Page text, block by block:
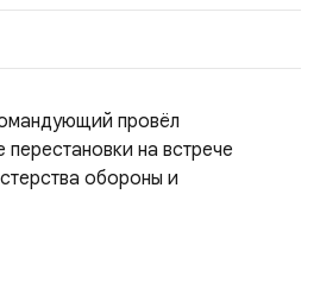
закрепляет за